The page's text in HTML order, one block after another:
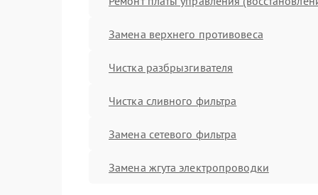
Замена верхнего противовеса
Чистка разбрызгивателя
Чистка сливного фильтра
Замена сетевого фильтра
Замена жгута электропроводки